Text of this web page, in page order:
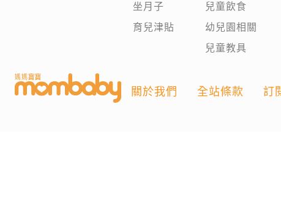
坐月子
育兒津貼
兒童飲食
幼兒園相關
兒童教具
關於我們 全站條款 訂